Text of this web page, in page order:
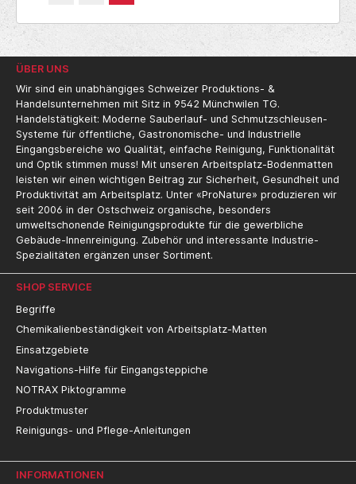
Durchfließen von Wasser, was die
Oberfläche sauber und trocken hält. Die
Gummimatte für den Außenbereich kratzt
Betreten des Gebäudes von den
Schuhsohlen ab. Die kleinen Drainage-
Löcher entsprechen der EU-Norm für
öffentliche Eingänge. Zusätzlich eignet sich
die glatte Oberfläche gut für den Zugang
mit Rädern (z.B. Wagen, Rollstühle,
Rollkoffer, etc.). Technische Daten: 100%
Nitrilgummi-Mischung – ölresistent
Achteckiges Ring Design mit offener
Oberfläche Geeignet bei extremen
Wetterverhältnissen Kleine Öffnungen mit
einem Durchmesser von 14 mm mit EU-Norm,
geeignet für den Zugang in öffentlichen
Eingängen Brandschutzklasse Bfl-S1 geprüft
gemäß EN 13501-1 Höhe: 12,5 mm Gewicht:
ÜBER UNS
Wir sind ein unabhängiges Schweizer Produktions- &
Handelsunternehmen mit Sitz in 9542 Münchwilen TG.
Handelstätigkeit: Moderne Sauberlauf- und Schmutzschleusen-
Systeme für öffentliche, Gastronomische- und Industrielle
Eingangsbereiche wo Qualität, einfache Reinigung, Funktionalität
und Optik stimmen muss! Mit unseren Arbeitsplatz-Bodenmatten
leisten wir einen wichtigen Beitrag zur Sicherheit, Gesundheit und
Produktivität am Arbeitsplatz. Unter «ProNature» produzieren wir
seit 2006 in der Ostschweiz organische, besonders
umweltschonende Reinigungsprodukte für die gewerbliche
Gebäude-Innenreinigung. Zubehör und interessante Industrie-
Spezialitäten ergänzen unser Sortiment.
SHOP SERVICE
Begriffe
Chemikalienbeständigkeit von Arbeitsplatz-Matten
Einsatzgebiete
Navigations-Hilfe für Eingangsteppiche
NOTRAX Piktogramme
Produktmuster
Reinigungs- und Pflege-Anleitungen
INFORMATIONEN